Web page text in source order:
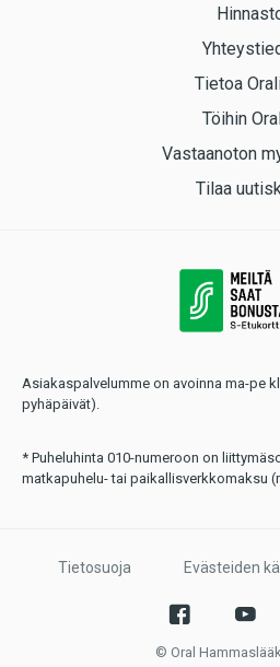
Tietoa
Töihin
Vastaanoton
Tilaa
Asiakaspalvelumme on avoinna ma-pe
pyhäpäivät).
* Puheluhinta 010-numeroon on
matkapuhelu- tai paikallisverkkomaksu
Tietosuoja Evästeiden
© Oral